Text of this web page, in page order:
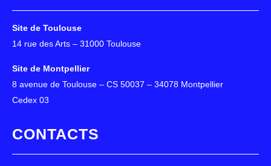
Site de Toulouse
14 rue des Arts – 31000 Toulouse
Site de Montpellier
8 avenue de Toulouse – CS 50037 – 34078 Montpellier
Cedex 03
CONTACTS